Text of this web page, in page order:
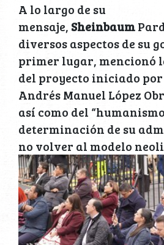
A lo largo de su
mensaje, Sheinbaum
diversos aspectos de su
primer lugar, mencionó
del proyecto iniciado
Andrés Manuel López
así como del
determinación de su
no volver al modelo